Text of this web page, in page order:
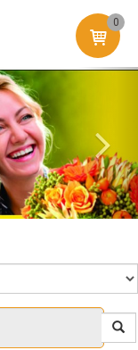
0